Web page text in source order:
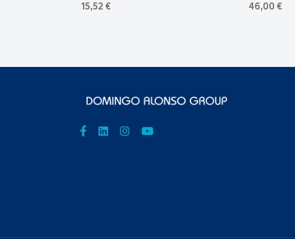
15,52 €
46,00 €